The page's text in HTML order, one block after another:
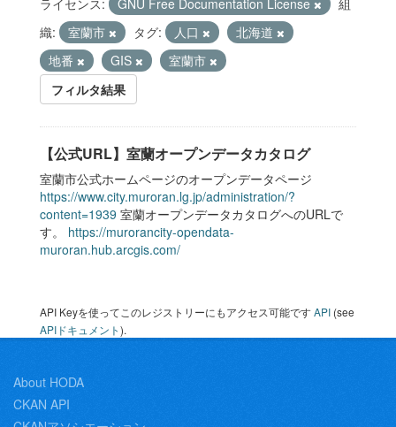
ライセンス: GNU Free Documentation License
組
織:
室蘭市 タグ: 人口
北海道
地番
GIS
室蘭市
フィルタ結果
【公式URL】室蘭オープンデータカタログ
室蘭市公式ホームページのオープンデータページ
https://www.city.muroran.lg.jp/administration/?
content=1939 室蘭オープンデータカタログへのURLで
す。 https://murorancity-opendata-
muroran.hub.arcgis.com/
API Keyを使ってこのレジストリーにもアクセス可能ですAPI (see
APIドキュメント).
About HODA
CKAN API